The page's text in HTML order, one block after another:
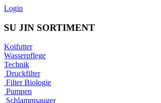
Login
SU JIN SORTIMENT
Koifutter
Wasserpflege
Technik
Druckfilter
Filter Biologie
Pumpen
Schlammsauger